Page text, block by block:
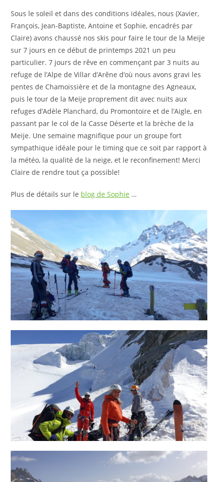
Sous le soleil et dans des conditions idéales, nous (Xavier,
François, Jean-Baptiste, Antoine et Sophie, encadrés par
Claire) avons chaussé nos skis pour faire le tour de la Meije
sur 7 jours en ce début de printemps 2021 un peu
particulier. 7 jours de rêve en commençant par 3 nuits au
refuge de l’Alpe de Villar d’Arêne d’où nous avons gravi les
pentes de Chamoissière et de la montagne des Agneaux,
puis le tour de la Meije proprement dit avec nuits aux
refuges d’Adèle Planchard, du Promontoire et de l’Aigle, en
passant par le col de la Casse Déserte et la brèche de la
Meije. Une semaine magnifique pour un groupe fort
sympathique idéale pour le timing que ce soit par rapport à
la météo, la qualité de la neige, et le reconfinement! Merci
Claire de rendre tout ça possible!
Plus de détails sur le blog de Sophie …